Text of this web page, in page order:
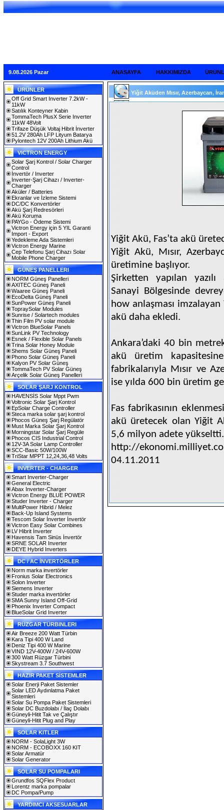
9.08.2026 Pazar ANASAYFA HAKKIMIZDA
ÜRÜNLER
Off Grid Smart Inverter 7.2kW -
11kW
Satılık Konteyner Kabin
TommaTech PlusX Serie Inverter
11kW 48Volt
Trifaze Düşük Voltaj Hibrit İnverter
51.2V 280Ah LFP Lityum Batarya
Pylontech 12V 200Ah Lithium Akü
VICTRON ENERGY
Solar Şarj Kontrol / Solar Charger
Control
İnvertör / Inverter
İnverter-Şarj Cihazı / Inverter-
Charger
Aküler / Batteries
Ekranlar ve İzleme Sistemi
DC/DC Konvertörler
Akü Şarj Redresörleri
Akü Koruma
PAYGo - Ödeme Sistemi
Victron Energy için 5 YIL Garanti
Import - Export
Yedekleme Ada Sistemleri
Victron Energy Marine
Cep Telefonu Şarj Cihazı Solar
Mobile Phone Charger
GÜNEŞ PANELLERI
NORM Güneş Panelleri
AXITEC Güneş Paneli
Waaree Güneş Paneli
EcoDelta Güneş Paneli
SunPower Güneş Paneli
TopraySolar Modules
Sunrise / Solartech modules
Thin Film PV solar module
Victron BlueSolar Panels
SunLink PV Technology
Esnek / Flexible Solar Panels
Trina Solar Honey Module
Shems Solar Güneş Paneli
Phono Solar Güneş Paneli
Kalyon PV Solar Güneş
TommaTech PV Solar Güneş
Arçelik Solar Güneş Panelleri
SOLAR ŞARJ KONTROL
HAVENSİS Solar Mppt Pwm
Voltronic Solar Şarj Kontrol
EpSolar Charge Controller
Steca marka solar şarj kontrol
Phocos Güneş Şarj Regülatör
Must Marka Solar Şarj Kontrol
Morningstar Solar Şarj Regüle
Phocos CIS Industrial Control
12V-3A Solar Lamp Controller
SCC-Basic 50W/100W
TriStar MPPT 12,24,36,48 Volts
INVERTER - CHARGER
Smart Inverter-Charger
General Electric
Abax Inverter-Charger
Victron Energy BLUE POWER
Studer Inverter - Charger
MultiPower Hibrid / Melez
Back-Up Island Systems
Tescom Solar İnverter İnvertör
Victron Easy Solar Combines
LV Hibrit İnverter
Havensis Tam Sinüs İnvertör
SRNE SOLAR Inverter
DEYE Hybrid Inverters
DC / AC İNVERTÖRLER
Norm marka invertörler
Fronius Solar Electronics
Solon Inverter
Siemens Inverter
Studer marka invertörler
SMA Sunny Island Off-Grid
Phoenix Inverter Compact
BlueSolar Grid Inverter
RÜZGAR TÜRBINLERI
Air Breeze 200 Watt Türbin
Kara Tipi 400 W Land
Deniz Tipi 400 W Marine
VIND 12V-400W / 24V-600W
300 Watt Rüzgar Türbini
Skystream 3.7 Southwest
HAZIR PAKET SİSTEMLER
Solar Enerji Paket Sistemler
Solar LED Aydınlatma Paket
Sistemleri
Solar Su Pompa Paket Sistemleri
Solar DC Buzdolabı / İlaç Dolabı
Güneyli-Hitit Tak ve Çalıştır
Güneyli-Hitit Plug and Play
SOLAR KITLER
NORM - SolaLight 3W
NORM - ECOBOXX 160 KIT
Solar Armatür
Solar Generator
SOLAR SU POMPALARI
Grundfos SQFlex Product
Lorentz marka pompalar
DC Pompa/Pump
YARDIMCI AKSESUARLAR
Yiğit Aküden Mısır, Azerbaycan,
Yiğit Akü, Fas’ta akü
Yiğit Akü, Mısır,
üretimine başlıyor.
Şirketten yapılan
Sanayi Bölgesinde
how anlaşması
akü daha ekledi.
Ankara’daki 40 bin
akü üretim
fabrikalarıyla Mısır ve
ise yılda 600 bin üretim
Fas fabrikasının
akü üretecek olan Yiğit
5,6 milyon adete yükseltti.
http://
04.11.2011